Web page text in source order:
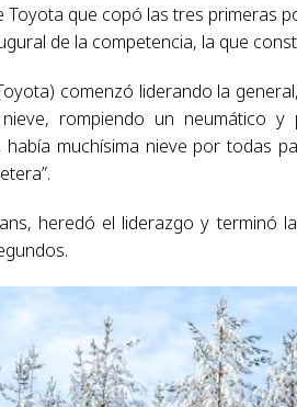
que copó las tres primeras
de la competencia, la que
comenzó liderando la
rompiendo un neumático
muchísima nieve por todas
heredó el liderazgo y terminó